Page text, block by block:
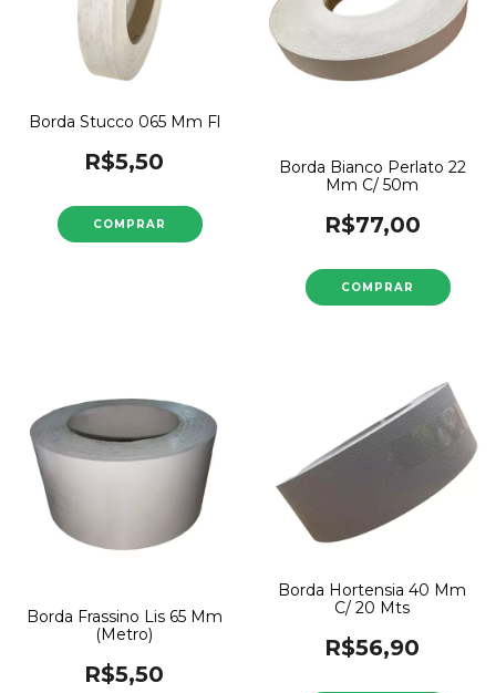
Borda Stucco 065 Mm Fl
R$5,50
Borda Bianco Perlato 22
Mm C/ 50m
R$77,00
Borda Frassino Lis 65 Mm
(Metro)
R$5,50
Borda Hortensia 40 Mm
C/ 20 Mts
R$56,90